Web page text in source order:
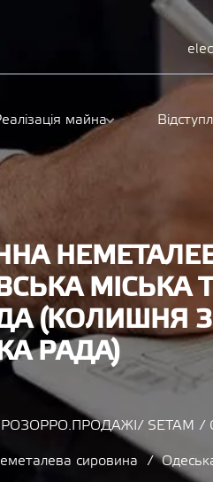
майна
МІСЬКА
(КОЛИШНЯ
РАДА)
SETAM /
сировина